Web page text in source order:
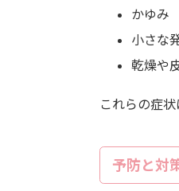
かゆみ
小さな
乾燥や
これらの症
予防と対